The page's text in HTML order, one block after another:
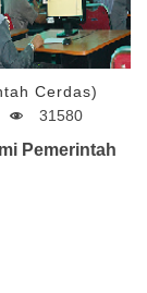
Cerdas)
31580
Pemerintah